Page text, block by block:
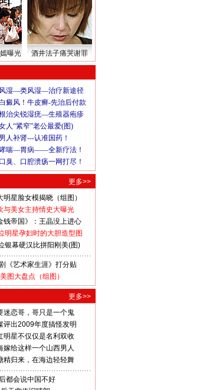
曝光 酒井法子痛哭谢罪
更多>>
明星脸女模揭晓（组图）
与美女主持情史大曝光
钱帝国》：王晶没上进心
明星孕妇时的大胆造型图
银幕硬汉比拼阳刚美(图)
《艺术家生涯》打分贴
图大盘点（组图）
更多>>
迷恋哥，哥只是一个鬼
评出2009年度搞怪发明
明星不仅仅是名利双收
嫁给这样一个山西男人
精归来，在海边轻轻舞
都会说中国不好